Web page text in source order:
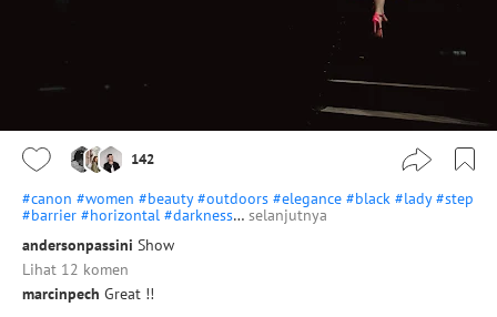
142
#canon #women #beauty #outdoors #elegance #black #lady #step
#barrier #horizontal #darkness… selanjutnya
andersonpassini Show
Lihat 12 komen
marcinpech Great !!